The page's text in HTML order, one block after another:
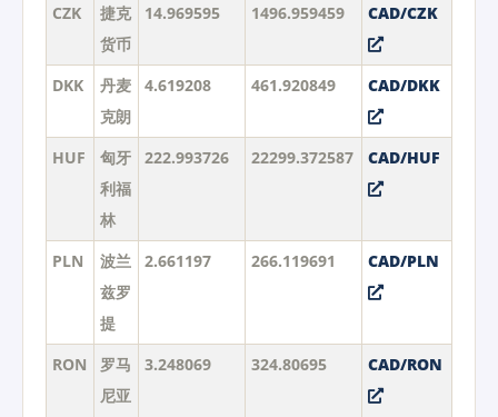
CZK
捷克
货币
14.969595 1496.959459 CAD/CZK
DKK
丹麦
克朗
4.619208 461.920849 CAD/DKK
HUF
匈牙
利福
林
222.993726 22299.372587 CAD/HUF
PLN
波兰
兹罗
提
2.661197 266.119691 CAD/PLN
RON
罗马
尼亚
3.248069 324.80695 CAD/RON